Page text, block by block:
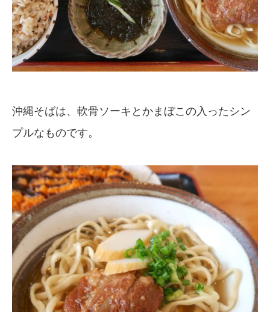
沖縄そばは、軟骨ソーキとかまぼこの入ったシン
プルなものです。